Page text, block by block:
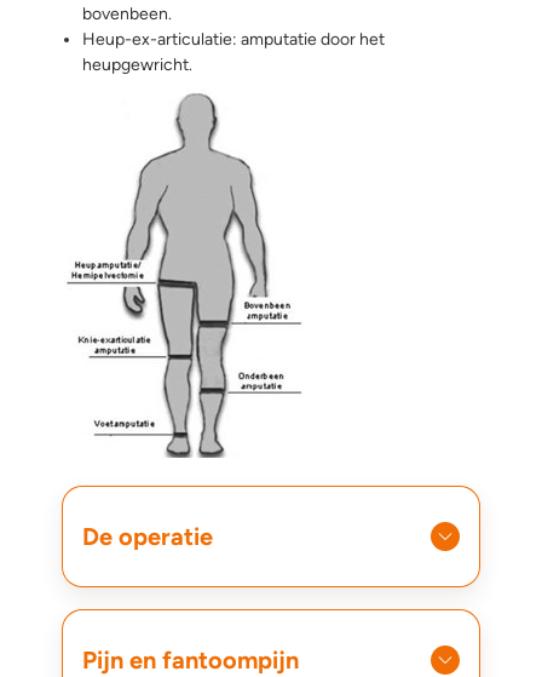
bovenbeen.
Heup-ex-articulatie: amputatie door het
heupgewricht.
De operatie
Pijn en fantoompijn